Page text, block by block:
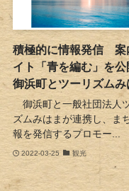
積極的に情報発信 案
イト「青を編む」を
御浜町とツーリズムみ
御浜町と一般社団法人
ズムみはまが連携し、ま
報を発信するプロモー...
2022-03-25 観光